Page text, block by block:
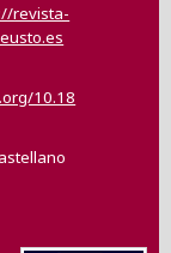
revista-
10.18